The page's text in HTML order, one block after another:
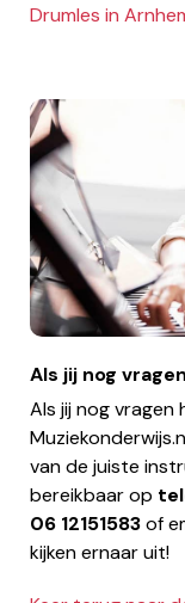
Drumles in
Als jij nog
Als jij nog
van de juiste
bereikbaar op
06 12151583of
kijken ernaar uit!